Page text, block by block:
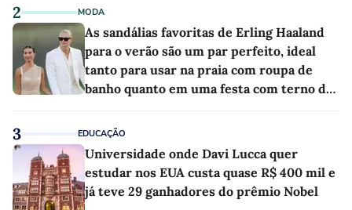
2 MODA
As sandálias favoritas de Erling Haaland
para o verão são um par perfeito, ideal
tanto para usar na praia com roupa de
banho quanto em uma festa com terno de
3 EDUCAÇÃO
Universidade onde Davi Lucca quer
estudar nos EUA custa quase R$ 400 mil e
já teve 29 ganhadores do prêmio Nobel